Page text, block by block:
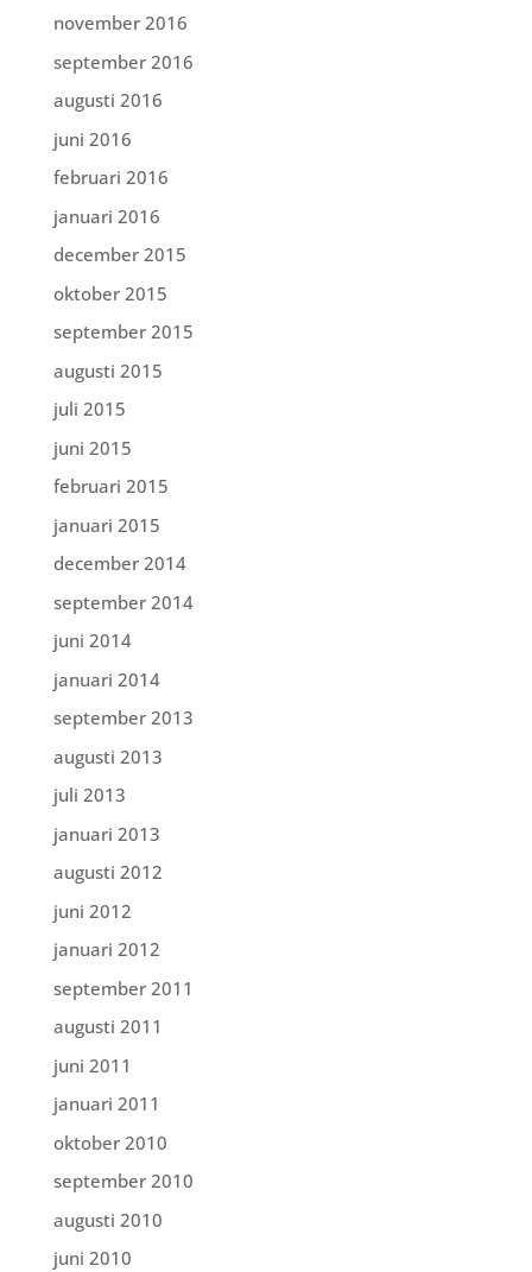
november 2016
september 2016
augusti 2016
juni 2016
februari 2016
januari 2016
december 2015
oktober 2015
september 2015
augusti 2015
juli 2015
juni 2015
februari 2015
januari 2015
december 2014
september 2014
juni 2014
januari 2014
september 2013
augusti 2013
juli 2013
januari 2013
augusti 2012
juni 2012
januari 2012
september 2011
augusti 2011
juni 2011
januari 2011
oktober 2010
september 2010
augusti 2010
juni 2010